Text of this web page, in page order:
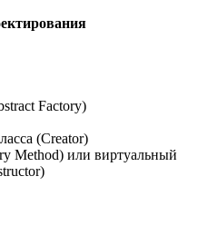
Factory)
(Creator)
Method) или виртуальный